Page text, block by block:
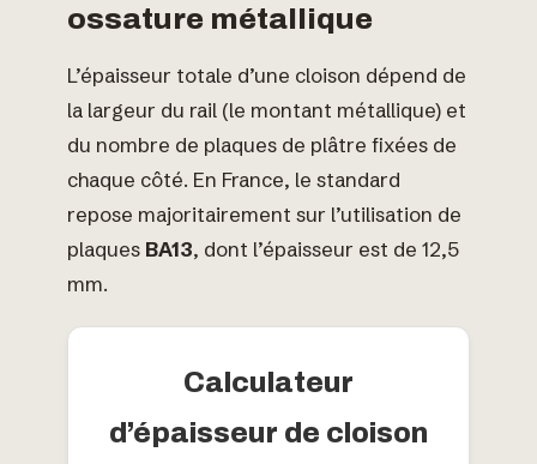
ossature métallique
L’épaisseur totale d’une cloison dépend de
la largeur du rail (le montant métallique) et
du nombre de plaques de plâtre fixées de
chaque côté. En France, le standard
repose majoritairement sur l’utilisation de
plaques BA13, dont l’épaisseur est de 12,5
mm.
Calculateur
d’épaisseur de cloison